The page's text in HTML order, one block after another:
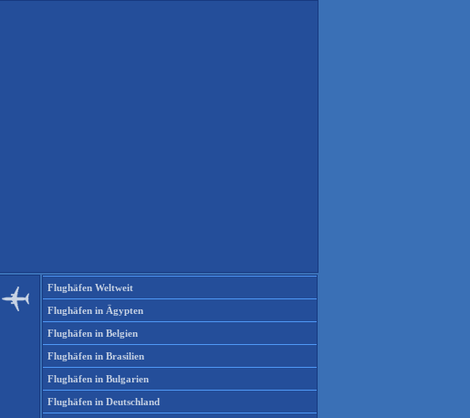
Flughäfen Weltweit
Flughäfen in Ägypten
Flughäfen in Belgien
Flughäfen in Brasilien
Flughäfen in Bulgarien
Flughäfen in Deutschland